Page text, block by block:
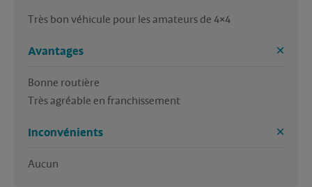
Très bon véhicule pour les amateurs de 4×4
Avantages
Bonne routière
Très agréable en franchissement
Inconvénients
Aucun